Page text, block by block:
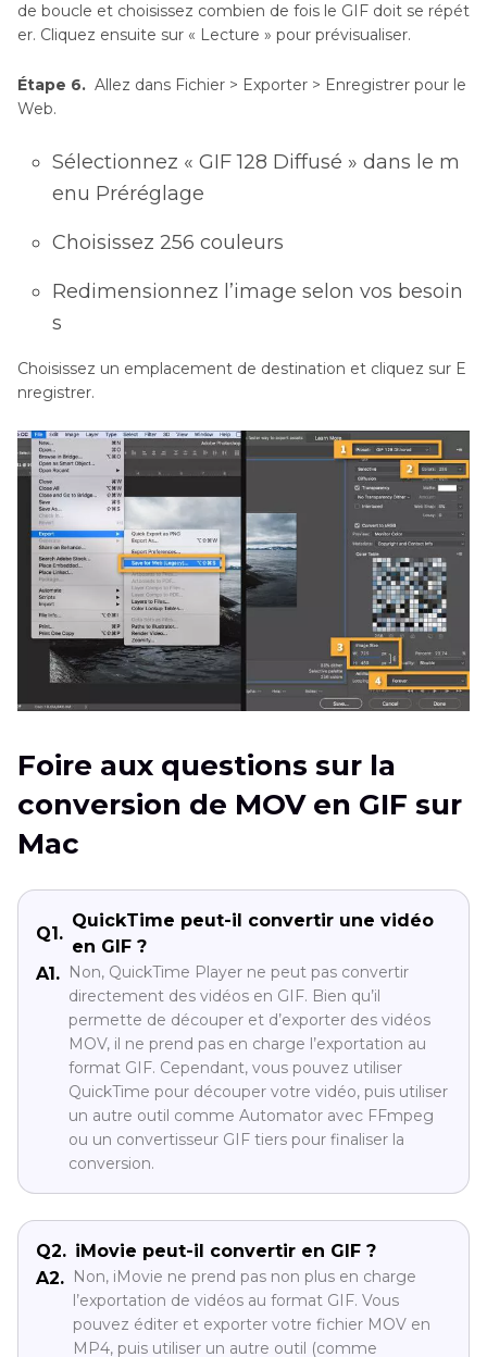
de boucle et choisissez combien de fois le GIF doit se répét
er. Cliquez ensuite sur « Lecture » pour prévisualiser.
Étape 6. Allez dans Fichier > Exporter > Enregistrer pour le
Web.
Sélectionnez « GIF 128 Diffusé » dans le m
enu Préréglage
Choisissez 256 couleurs
Redimensionnez l’image selon vos besoin
s
Choisissez un emplacement de destination et cliquez sur E
nregistrer.
Foire aux questions sur la
conversion de MOV en GIF sur
Mac
Q1.
QuickTime peut-il convertir une vidéo
en GIF ?
A1. Non, QuickTime Player ne peut pas convertir
directement des vidéos en GIF. Bien qu’il
permette de découper et d’exporter des vidéos
MOV, il ne prend pas en charge l’exportation au
format GIF. Cependant, vous pouvez utiliser
QuickTime pour découper votre vidéo, puis utiliser
un autre outil comme Automator avec FFmpeg
ou un convertisseur GIF tiers pour finaliser la
conversion.
Q2. iMovie peut-il convertir en GIF ?
A2. Non, iMovie ne prend pas non plus en charge
l’exportation de vidéos au format GIF. Vous
pouvez éditer et exporter votre fichier MOV en
MP4, puis utiliser un autre outil (comme